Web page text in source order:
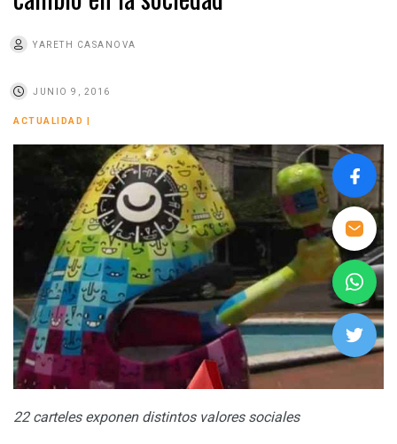
YARETH CASANOVA
JUNIO 9, 2016
ACTUALIDAD
22 carteles exponen distintos valores sociales